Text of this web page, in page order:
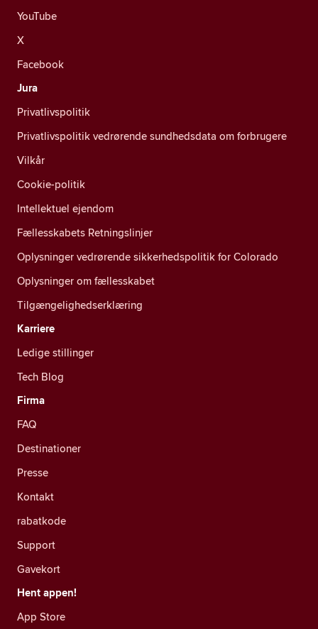
YouTube
X
Facebook
Jura
Privatlivspolitik
Privatlivspolitik vedrørende sundhedsdata om forbrugere
Vilkår
Cookie-politik
Intellektuel ejendom
Fællesskabets Retningslinjer
Oplysninger vedrørende sikkerhedspolitik for Colorado
Oplysninger om fællesskabet
Tilgængelighedserklæring
Karriere
Ledige stillinger
Tech Blog
Firma
FAQ
Destinationer
Presse
Kontakt
rabatkode
Support
Gavekort
Hent appen!
App Store